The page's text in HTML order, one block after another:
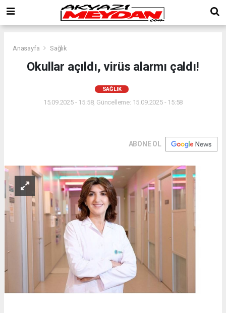
Anasayfa Sağlık
Okullar açıldı, virüs alarmı çaldı!
SAĞLIK
15.09.2025 - 15:58, Güncelleme: 15.09.2025 - 15:58
ABONE OL